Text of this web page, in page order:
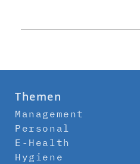
Themen
Management
Personal
E-Health
Hygiene